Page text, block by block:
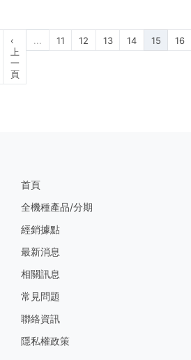
‹
上
一
頁
... 11 12 13 14 15 16
首頁
全機種產品/分期
經銷據點
最新消息
相關訊息
常見問題
聯絡資訊
隱私權政策